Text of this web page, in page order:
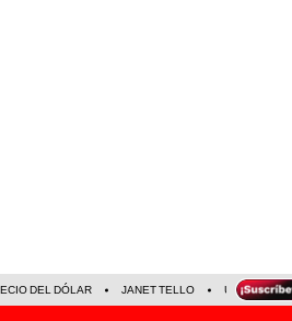
DEL DÓLAR JANET TELLO